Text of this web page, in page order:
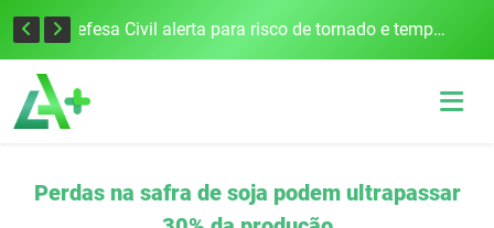
Justiça Eleitoral intensifica preparativos e faz alertas para as Eleições 2026 na 94ª Zona Eleitoral Defesa Civil alerta para risco de tornado e tempestades severas no RS entre esta quinta e sexta-feira
Perdas na safra de soja podem ultrapassar